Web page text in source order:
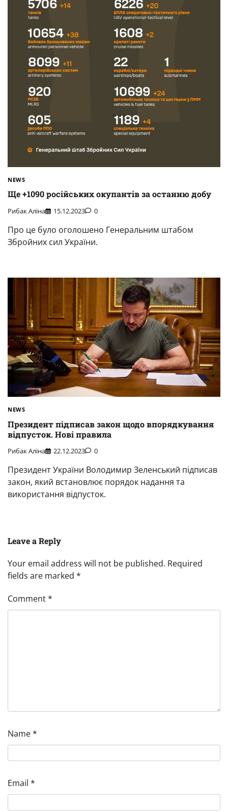
NEWS
Ще +1090 російських окупантів за останню добу
Рибак Аліна 15.12.2023 0
Про це було оголошено Генеральним штабом
Збройних сил України.
NEWS
Президент підписав закон щодо впорядкування
відпусток. Нові правила
Рибак Аліна 22.12.2023 0
Президент України Володимир Зеленський підписав
закон, який встановлює порядок надання та
використання відпусток.
Leave a Reply
Your email address will not be published. Required
fields are marked *
Comment*
Name*
Email *